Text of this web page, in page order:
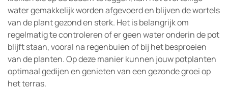
water gemakkelijk worden afgevoerd en blijven de wortels
van de plant gezond en sterk. Het is belangrijk om
regelmatig te controleren of er geen water onderin de pot
blijft staan, vooral na regenbuien of bij het besproeien
van de planten. Op deze manier kunnen jouw potplanten
optimaal gedijen en genieten van een gezonde groei op
het terras.